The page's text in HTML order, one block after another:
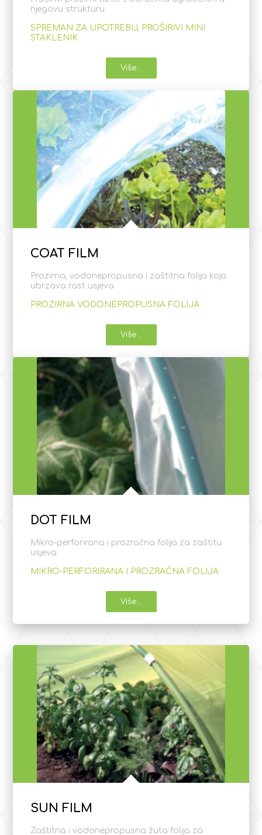
njegovu strukturu
SPREMAN ZA UPOTREBU, PROŠIRIVI MINI
STAKLENIK
Više...
COAT FILM
Prozirna, vodonepropusna i zaštitna folija koja
ubrzava rast usjeva
PROZIRNA VODONEPROPUSNA FOLIJA
Više...
DOT FILM
Mikro-perforirana i prozračna folija za zaštitu
usjeva
MIKRO-PERFORIRANA I PROZRAČNA FOLIJA
Više...
SUN FILM
Zaštitna i vodonepropusna žuta folija za